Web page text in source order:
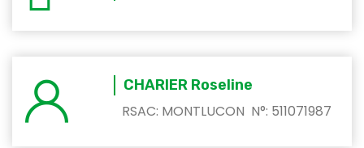
CHARIER Roseline
RSAC: MONTLUCON N°: 511071987